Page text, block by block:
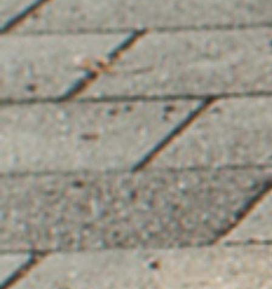
elkaar heeft dan ooit. Die juist bezig is met samenwerken. Die,
over het geheel genomen, veel ambities heeft en veel
vertrouwen in de eigen, persoonlijke toekomst.
Het wachten is op maatschappelijke leiders die deze positieve
energie, die versterkt wordt door de digitale ontwikkelingen,
vrij maken en benutten voor het aanpakken van de
maatschappelijke onderwerpen die momenteel om een
oplossing vragen.